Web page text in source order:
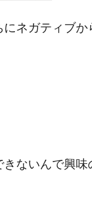
ネガティブ
ないんで興